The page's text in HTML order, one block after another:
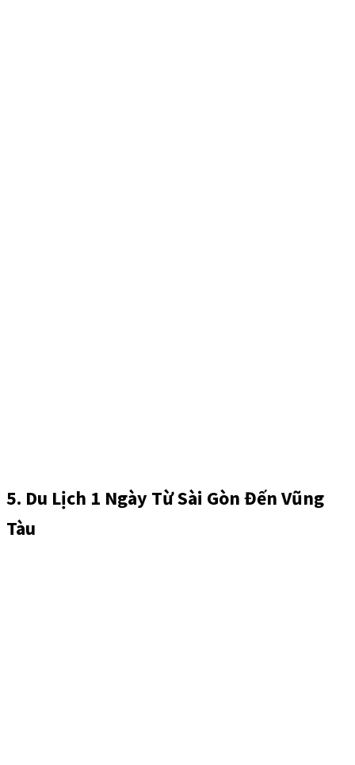
5. Du Lịch 1 Ngày Từ Sài Gòn Đến Vũng
Tàu